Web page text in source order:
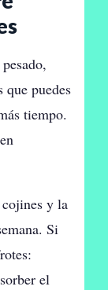
que puedes
tiempo.
y la
Si
el